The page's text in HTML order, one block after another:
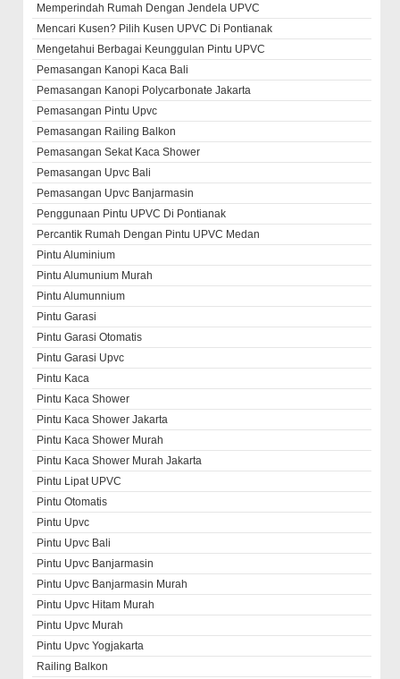
Memperindah Rumah Dengan Jendela UPVC
Mencari Kusen? Pilih Kusen UPVC Di Pontianak
Mengetahui Berbagai Keunggulan Pintu UPVC
Pemasangan Kanopi Kaca Bali
Pemasangan Kanopi Polycarbonate Jakarta
Pemasangan Pintu Upvc
Pemasangan Railing Balkon
Pemasangan Sekat Kaca Shower
Pemasangan Upvc Bali
Pemasangan Upvc Banjarmasin
Penggunaan Pintu UPVC Di Pontianak
Percantik Rumah Dengan Pintu UPVC Medan
Pintu Aluminium
Pintu Alumunium Murah
Pintu Alumunnium
Pintu Garasi
Pintu Garasi Otomatis
Pintu Garasi Upvc
Pintu Kaca
Pintu Kaca Shower
Pintu Kaca Shower Jakarta
Pintu Kaca Shower Murah
Pintu Kaca Shower Murah Jakarta
Pintu Lipat UPVC
Pintu Otomatis
Pintu Upvc
Pintu Upvc Bali
Pintu Upvc Banjarmasin
Pintu Upvc Banjarmasin Murah
Pintu Upvc Hitam Murah
Pintu Upvc Murah
Pintu Upvc Yogjakarta
Railing Balkon